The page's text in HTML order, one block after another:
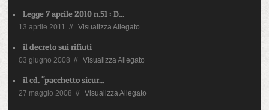
Legge 7 aprile 2010 n.51 : D...
13 aprile 2011 // Visualizza Allegato
il decreto sui rifiuti
03 giugno 2008 // Visualizza Allegato
il cd. "pacchetto sicur...
27 maggio 2008 // Visualizza Allegato